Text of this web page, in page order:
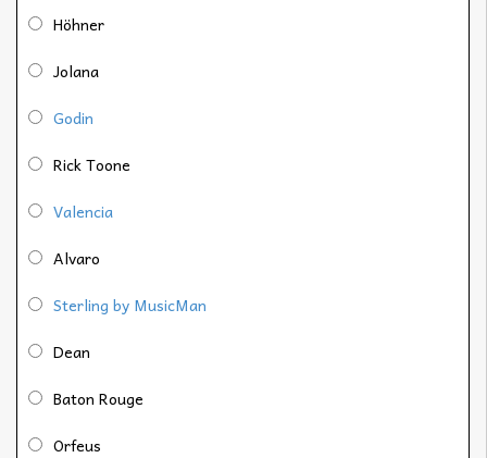
Höhner
Jolana
Godin
Rick Toone
Valencia
Alvaro
Sterling by MusicMan
Dean
Baton Rouge
Orfeus